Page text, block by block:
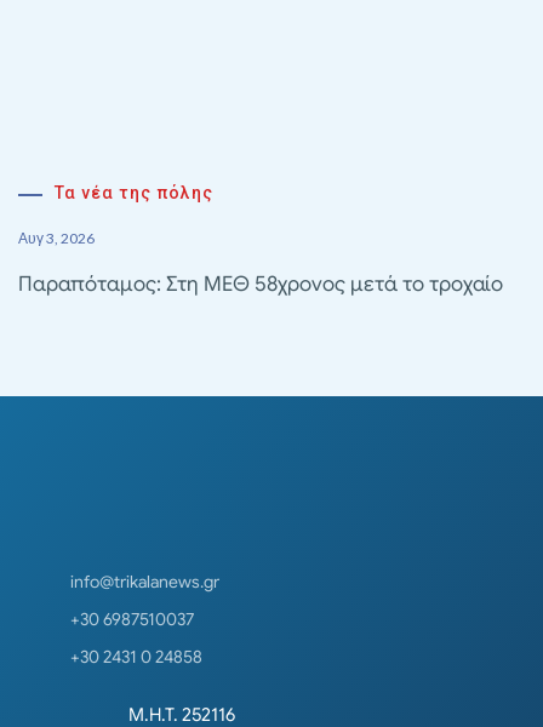
Τα νέα της πόλης
Αυγ 3, 2026
Παραπόταμος: Στη ΜΕΘ 58χρονος μετά το τροχαίο
info@trikalanews.gr
+30 6987510037
+30 2431 0 24858
Μ.Η.Τ. 252116